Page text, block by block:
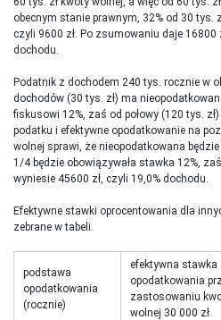
obecnym stanie prawnym, 32% od 30 tys.
czyli 9600 zł. Po zsumowaniu daje 16800
dochodu.
Podatnik z dochodem 240 tys. rocznie w
dochodów (30 tys. zł) ma
fiskusowi 12%, zaś od połowy (120 tys.
podatku i efektywne opodatkowanie na
wolnej sprawi, że nieopodatkowana
1/4 będzie obowiązywała stawka 12%,
wyniesie 45600 zł, czyli 19,0% dochodu.
Efektywne stawki oprocentowania dla
zebrane w tabeli.
podstawa
opodatkowania
(rocznie)
efektywna stawka
opodatkowania
zastosowaniu
wolnej 30 000 zł